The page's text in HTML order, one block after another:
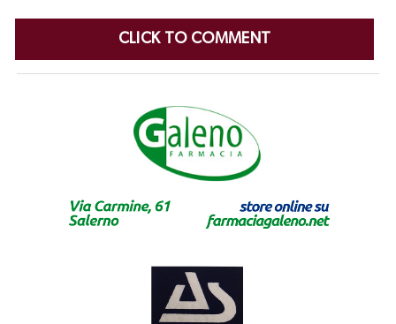
CLICK TO COMMENT